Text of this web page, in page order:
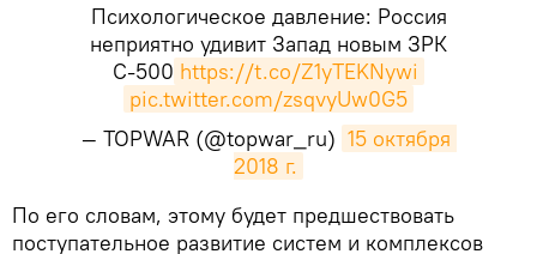
Психологическое давление: Россия
неприятно удивит Запад новым ЗРК
С-500 https://t.co/Z1yTEKNywi
pic.twitter.com/zsqvyUw0G5
— TOPWAR (@topwar_ru) 15 октября
2018 г.
​По его словам, этому будет предшествовать
поступательное развитие систем и комплексов